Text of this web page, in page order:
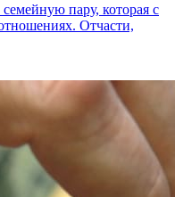
пару, которая с
Отчасти,